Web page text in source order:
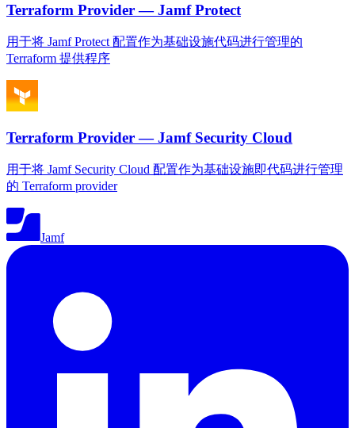
Terraform Provider — Jamf Protect
用于将 Jamf Protect 配置作为基础设施代码进行管理的
Terraform 提供程序
Terraform Provider — Jamf Security Cloud
用于将 Jamf Security Cloud 配置作为基础设施即代码进行管理
的 Terraform provider
Jamf